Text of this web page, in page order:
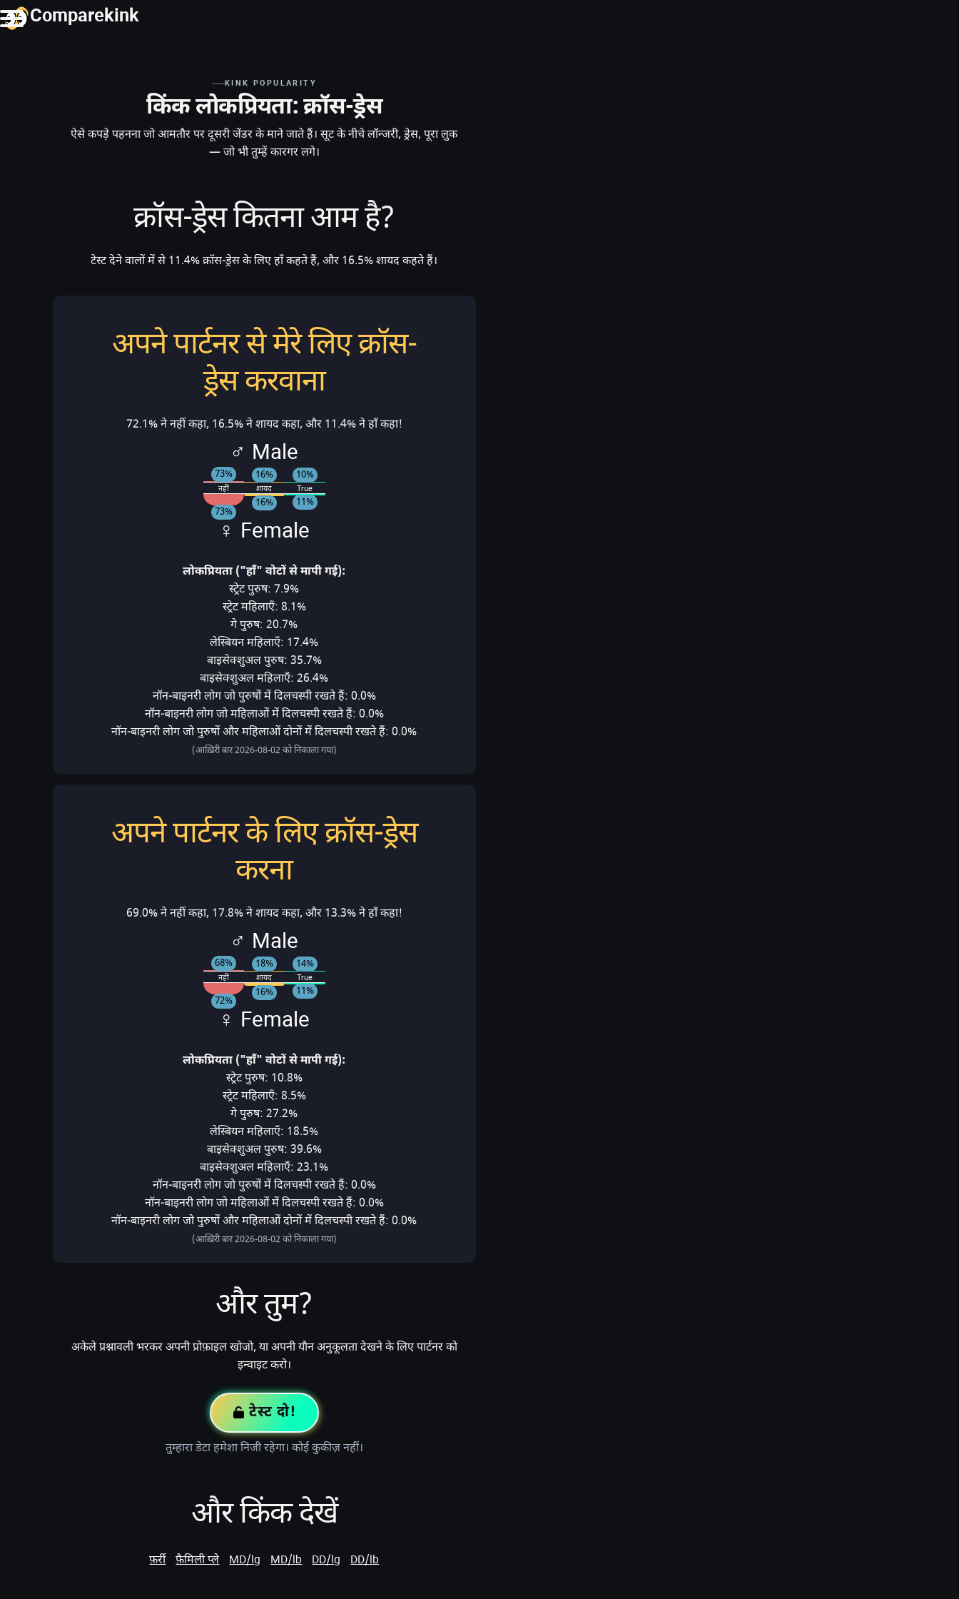
Comparekink
KINK POPULARITY
किंक लोकप्रियता: क्रॉस-ड्रेस
ऐसे कपड़े पहनना जो आमतौर पर दूसरी जेंडर के माने जाते हैं। सूट के नीचे लॉन्जरी, ड्रेस, पूरा लुक
— जो भी तुम्हें कारगर लगे।
क्रॉस-ड्रेस कितना आम है?
टेस्ट देने वालों में से 11.4% क्रॉस-ड्रेस के लिए हाँ कहते हैं, और 16.5% शायद कहते हैं।
अपने पार्टनर से मेरे लिए क्रॉस-
ड्रेस करवाना
72.1% ने नहीं कहा, 16.5% ने शायद कहा, और 11.4% ने हाँ कहा!
♂ Male
नहीं
73%
शायद
16%
True
10%
73%
16% 11%
♀ Female
लोकप्रियता ("हाँ" वोटों से मापी गई):
स्ट्रेट पुरुष: 7.9%
स्ट्रेट महिलाएँ: 8.1%
गे पुरुष: 20.7%
लेस्बियन महिलाएँ: 17.4%
बाइसेक्शुअल पुरुष: 35.7%
बाइसेक्शुअल महिलाएँ: 26.4%
नॉन-बाइनरी लोग जो पुरुषों में दिलचस्पी रखते हैं: 0.0%
नॉन-बाइनरी लोग जो महिलाओं में दिलचस्पी रखते हैं: 0.0%
नॉन-बाइनरी लोग जो पुरुषों और महिलाओं दोनों में दिलचस्पी रखते हैं: 0.0%
(आख़िरी बार 2026-08-02 को निकाला गया)
अपने पार्टनर के लिए क्रॉस-ड्रेस
करना
69.0% ने नहीं कहा, 17.8% ने शायद कहा, और 13.3% ने हाँ कहा!
♂ Male
नहीं
68%
शायद
18%
True
14%
72%
16% 11%
♀ Female
लोकप्रियता ("हाँ" वोटों से मापी गई):
स्ट्रेट पुरुष: 10.8%
स्ट्रेट महिलाएँ: 8.5%
गे पुरुष: 27.2%
लेस्बियन महिलाएँ: 18.5%
बाइसेक्शुअल पुरुष: 39.6%
बाइसेक्शुअल महिलाएँ: 23.1%
नॉन-बाइनरी लोग जो पुरुषों में दिलचस्पी रखते हैं: 0.0%
नॉन-बाइनरी लोग जो महिलाओं में दिलचस्पी रखते हैं: 0.0%
नॉन-बाइनरी लोग जो पुरुषों और महिलाओं दोनों में दिलचस्पी रखते हैं: 0.0%
(आख़िरी बार 2026-08-02 को निकाला गया)
और तुम?
अकेले प्रश्नावली भरकर अपनी प्रोफ़ाइल खोजो, या अपनी यौन अनुकूलता देखने के लिए पार्टनर को
इन्वाइट करो।
टेस्ट दो!
तुम्हारा डेटा हमेशा निजी रहेगा। कोई कुकीज़ नहीं।
और किंक देखें
फ़र्री फ़ैमिली प्ले MD/lg MD/lb DD/lg DD/lb